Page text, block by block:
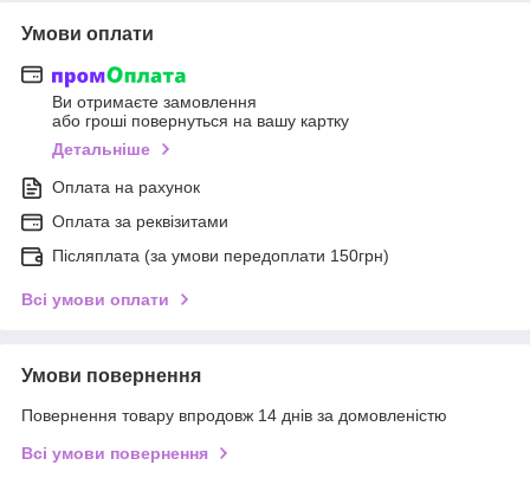
Умови оплати
Ви отримаєте замовлення
або гроші повернуться на вашу картку
Детальніше
Оплата на рахунок
Оплата за реквізитами
Післяплата (за умови передоплати 150грн)
Всі умови оплати
Умови повернення
Повернення товару впродовж 14 днів за домовленістю
Всі умови повернення